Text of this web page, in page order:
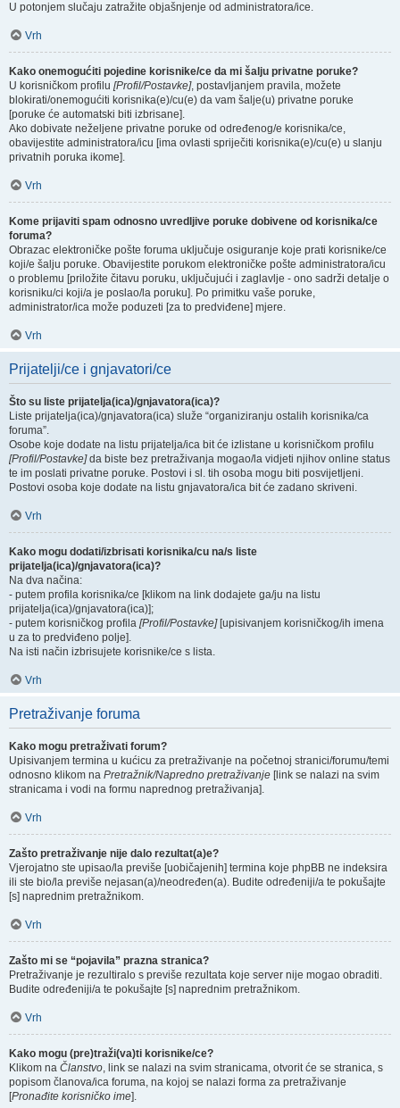
U potonjem slučaju zatražite objašnjenje od administratora/ice.
Vrh
Kako onemogućiti pojedine korisnike/ce da mi šalju privatne poruke?
U korisničkom profilu [Profil/Postavke], postavljanjem pravila, možete
blokirati/onemogućiti korisnika(e)/cu(e) da vam šalje(u) privatne poruke
[poruke će automatski biti izbrisane].
Ako dobivate neželjene privatne poruke od određenog/e korisnika/ce,
obavijestite administratora/icu [ima ovlasti spriječiti korisnika(e)/cu(e) u slanju
privatnih poruka ikome].
Vrh
Kome prijaviti spam odnosno uvredljive poruke dobivene od korisnika/ce
foruma?
Obrazac elektroničke pošte foruma uključuje osiguranje koje prati korisnike/ce
koji/e šalju poruke. Obavijestite porukom elektroničke pošte administratora/icu
o problemu [priložite čitavu poruku, uključujući i zaglavlje - ono sadrži detalje o
korisniku/ci koji/a je poslao/la poruku]. Po primitku vaše poruke,
administrator/ica može poduzeti [za to predviđene] mjere.
Vrh
Prijatelji/ce i gnjavatori/ce
Što su liste prijatelja(ica)/gnjavatora(ica)?
Liste prijatelja(ica)/gnjavatora(ica) služe “organiziranju ostalih korisnika/ca
foruma”.
Osobe koje dodate na listu prijatelja/ica bit će izlistane u korisničkom profilu
[Profil/Postavke]da biste bez pretraživanja mogao/la vidjeti njihov online status
te im poslati privatne poruke. Postovi i sl. tih osoba mogu biti posvijetljeni.
Postovi osoba koje dodate na listu gnjavatora/ica bit će zadano skriveni.
Vrh
Kako mogu dodati/izbrisati korisnika/cu na/s liste
prijatelja(ica)/gnjavatora(ica)?
Na dva načina:
- putem profila korisnika/ce [klikom na link dodajete ga/ju na listu
prijatelja(ica)/gnjavatora(ica)];
- putem korisničkog profila [Profil/Postavke][upisivanjem korisničkog/ih imena
u za to predviđeno polje].
Na isti način izbrisujete korisnike/ce s lista.
Vrh
Pretraživanje foruma
Kako mogu pretraživati forum?
Upisivanjem termina u kućicu za pretraživanje na početnoj stranici/forumu/temi
odnosno klikom na Pretražnik/Napredno pretraživanje [link se nalazi na svim
stranicama i vodi na formu naprednog pretraživanja].
Vrh
Zašto pretraživanje nije dalo rezultat(a)e?
Vjerojatno ste upisao/la previše [uobičajenih] termina koje phpBB ne indeksira
ili ste bio/la previše nejasan(a)/neodređen(a). Budite određeniji/a te pokušajte
[s] naprednim pretražnikom.
Vrh
Zašto mi se “pojavila” prazna stranica?
Pretraživanje je rezultiralo s previše rezultata koje server nije mogao obraditi.
Budite određeniji/a te pokušajte [s] naprednim pretražnikom.
Vrh
Kako mogu (pre)traži(va)ti korisnike/ce?
Klikom na Članstvo, link se nalazi na svim stranicama, otvorit će se stranica, s
popisom članova/ica foruma, na kojoj se nalazi forma za pretraživanje
[Pronađite korisničko ime].